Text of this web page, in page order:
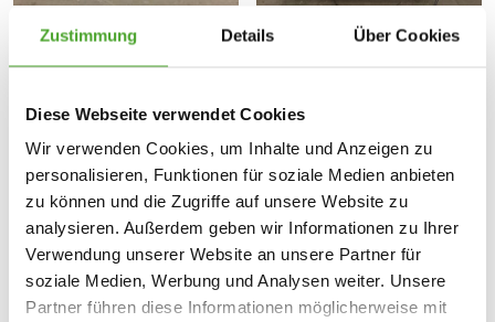
Zustimmung Details Über Cookies
Diese Webseite verwendet Cookies
Wir verwenden Cookies, um Inhalte und Anzeigen zu
personalisieren, Funktionen für soziale Medien anbieten
zu können und die Zugriffe auf unsere Website zu
analysieren. Außerdem geben wir Informationen zu Ihrer
Verwendung unserer Website an unsere Partner für
soziale Medien, Werbung und Analysen weiter. Unsere
Partner führen diese Informationen möglicherweise mit
Die Firma Zawisla
kauft neues
Tunnel- und
Tiefgaragenreinigung
Ein weiteres Saug- und Spülfahrzeug wurde von der
Firma Zawisla erworben. Hierbei handelt es sich um ein
Saug- und Spülfahrzeug, welches speziell für den
Einsatz in Tunneln oder Tiefgaragen zu deren Reinigung
konzipiert wurde.